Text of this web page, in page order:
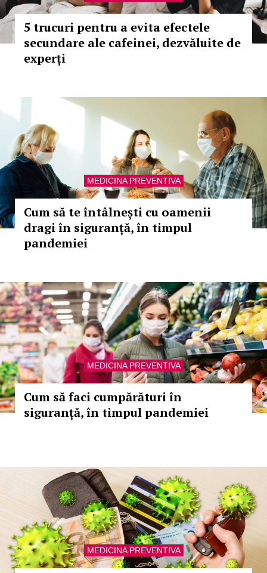
5 trucuri pentru a evita efectele
secundare ale cafeinei, dezvăluite de
experți
MEDICINA PREVENTIVA
Cum să te întâlnești cu oamenii
dragi în siguranță, în timpul
pandemiei
MEDICINA PREVENTIVA
Cum să faci cumpărături în
siguranță, în timpul pandemiei
MEDICINA PREVENTIVA